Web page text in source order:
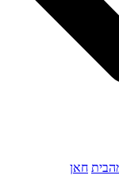
חאן